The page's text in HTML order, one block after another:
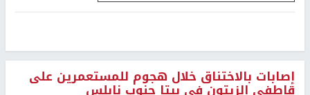
إصابات بالاختناق خلال هجوم للمستعمرين على